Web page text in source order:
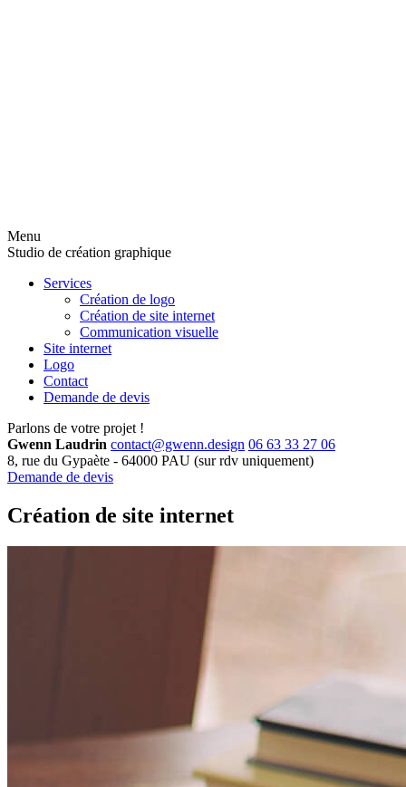
Menu
Studio de création graphique
Services
Création de logo
Création de site internet
Communication visuelle
Site internet
Logo
Contact
Demande de devis
Parlons de votre projet !
Gwenn Laudrin contact@gwenn.design 06 63 33 27 06
8, rue du Gypaète - 64000 PAU (sur rdv uniquement)
Demande de devis
Création de site internet